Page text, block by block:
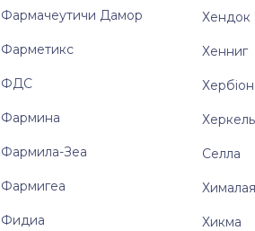
Фармачеутичи Дамор
Фарметикс
ФДС
Фармина
Фармила-Зеа
Фармигеа
Фидиа
Хендок
Хенниг
Хербіон
Херкель
Селла
Хималая
Хикма